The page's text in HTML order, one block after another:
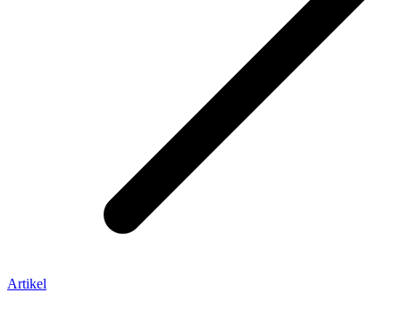
Artikel